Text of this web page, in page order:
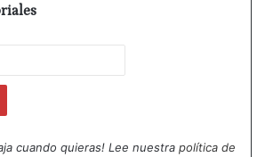
cuando quieras! Lee nuestra política de